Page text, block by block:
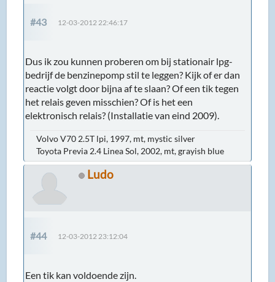
#43 12-03-2012 22:46:17
Dus ik zou kunnen proberen om bij stationair lpg-
bedrijf de benzinepomp stil te leggen? Kijk of er dan
reactie volgt door bijna af te slaan? Of een tik tegen
het relais geven misschien? Of is het een
elektronisch relais? (Installatie van eind 2009).
Volvo V70 2.5T lpi, 1997, mt, mystic silver
Toyota Previa 2.4 Linea Sol, 2002, mt, grayish blue
Ludo
#44 12-03-2012 23:12:04
Een tik kan voldoende zijn.